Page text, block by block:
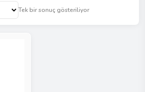
Tek bir sonuç gösteriliyor